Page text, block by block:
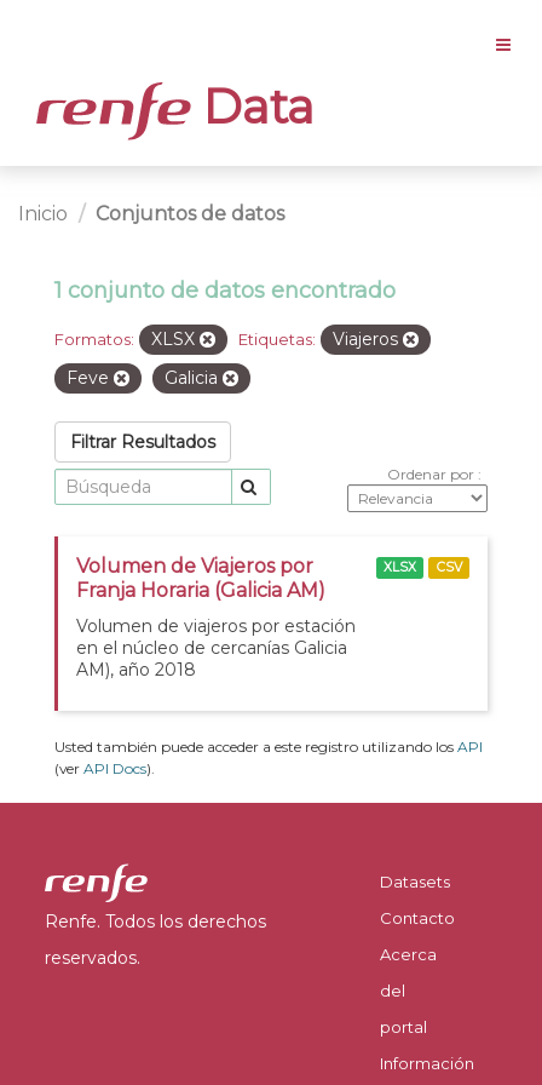
Data
Inicio Conjuntos de datos
1 conjunto de datos encontrado
Formatos: XLSX Etiquetas:
Viajeros
Feve
Galicia
Filtrar Resultados
Ordenar por
Volumen de Viajeros por
Franja Horaria (Galicia AM)
Volumen de viajeros por estación
en el núcleo de cercanías Galicia
AM), año 2018
XLSX CSV
Usted también puede acceder a este registro utilizando los API
(ver API Docs).
Renfe. Todos los derechos
reservados.
Datasets
Contacto
Acerca
del
portal
Información